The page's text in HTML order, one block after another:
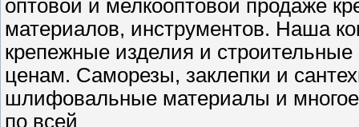
оптовой и мелкооптовой продаже
материалов, инструментов. Наша
крепежные изделия и
ценам. Саморезы, заклепки и
шлифовальные материалы и многое
по всей